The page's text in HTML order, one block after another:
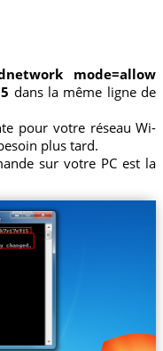
mode=allow
dans la même ligne de
pour votre réseau Wi-
plus tard.
sur votre PC est la